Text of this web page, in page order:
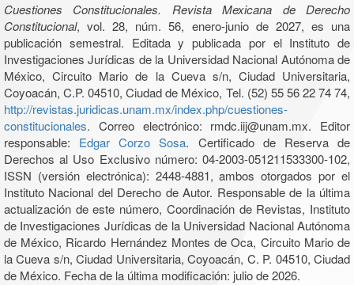
Cuestiones Constitucionales. Revista Mexicana de Derecho
Constitucional, vol. 28, núm. 56, enero-junio de 2027, es una
publicación semestral. Editada y publicada por el Instituto de
Investigaciones Jurídicas de la Universidad Nacional Autónoma de
México, Circuito Mario de la Cueva s/n, Ciudad Universitaria,
Coyoacán, C.P. 04510, Ciudad de México, Tel. (52) 55 56 22 74 74,
http://revistas.juridicas.unam.mx/index.php/cuestiones-
constitucionales. Correo electrónico: rmdc.iij@unam.mx. Editor
responsable: Edgar Corzo Sosa. Certificado de Reserva de
Derechos al Uso Exclusivo número: 04-2003-051211533300-102,
ISSN (versión electrónica): 2448-4881, ambos otorgados por el
Instituto Nacional del Derecho de Autor. Responsable de la última
actualización de este número, Coordinación de Revistas, Instituto
de Investigaciones Jurídicas de la Universidad Nacional Autónoma
de México, Ricardo Hernández Montes de Oca, Circuito Mario de
la Cueva s/n, Ciudad Universitaria, Coyoacán, C. P. 04510, Ciudad
de México. Fecha de la última modificación: julio de 2026.